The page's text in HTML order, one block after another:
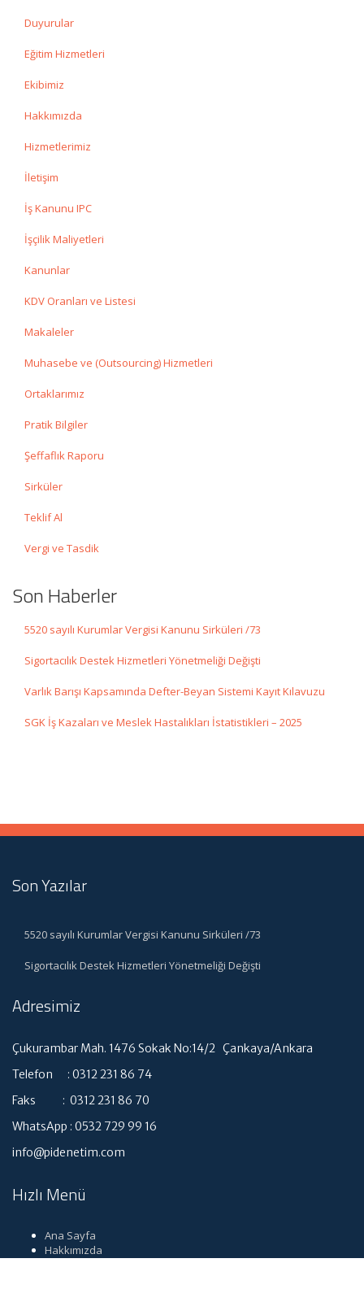
Duyurular
Eğitim Hizmetleri
Ekibimiz
Hakkımızda
Hizmetlerimiz
İletişim
İş Kanunu IPC
İşçilik Maliyetleri
Kanunlar
KDV Oranları ve Listesi
Makaleler
Muhasebe ve (Outsourcing) Hizmetleri
Ortaklarımız
Pratik Bilgiler
Şeffaflık Raporu
Sirküler
Teklif Al
Vergi ve Tasdik
Son Haberler
5520 sayılı Kurumlar Vergisi Kanunu Sirküleri /73
Sigortacılık Destek Hizmetleri Yönetmeliği Değişti
Varlık Barışı Kapsamında Defter-Beyan Sistemi Kayıt Kılavuzu
SGK İş Kazaları ve Meslek Hastalıkları İstatistikleri – 2025
Son Yazılar
5520 sayılı Kurumlar Vergisi Kanunu Sirküleri /73
Sigortacılık Destek Hizmetleri Yönetmeliği Değişti
Adresimiz
Çukurambar Mah. 1476 Sokak No:14/2 Çankaya/Ankara
Telefon : 0312 231 86 74
Faks : 0312 231 86 70
WhatsApp : 0532 729 99 16
info@pidenetim.com
Hızlı Menü
Ana Sayfa
Hakkımızda